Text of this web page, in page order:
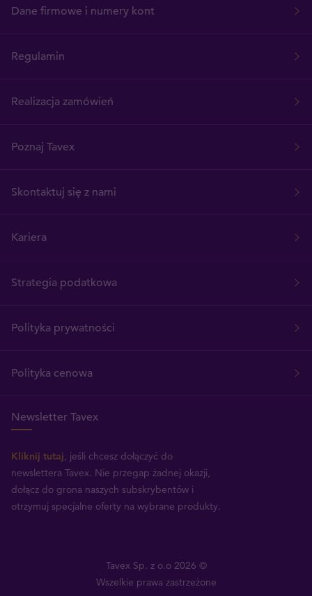
Dane firmowe i numery kont
Regulamin
Realizacja zamówień
Poznaj Tavex
Skontaktuj się z nami
Kariera
Strategia podatkowa
Polityka prywatności
Polityka cenowa
Newsletter Tavex
Kliknij tutaj, jeśli chcesz dołączyć do
newslettera Tavex. Nie przegap żadnej okazji,
dołącz do grona naszych subskrybentów i
otrzymuj specjalne oferty na wybrane produkty.
Tavex Sp. z o.o 2026 ©
Wszelkie prawa zastrzeżone